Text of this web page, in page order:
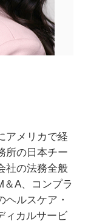
アメリカで経
所の日本チー
社の法務全般
＆A、コンプラ
ルスケア・
ィカルサービ